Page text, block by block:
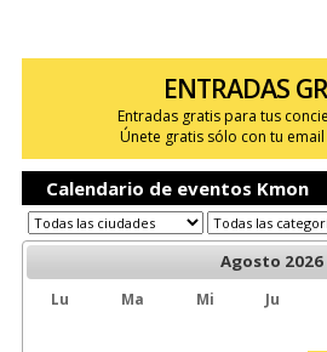
ENTRADAS
Entradas gratis para tus
Únete gratis sólo con tu email
Calendario de eventos Kmon
Agosto 2026
Lu Ma Mi Ju